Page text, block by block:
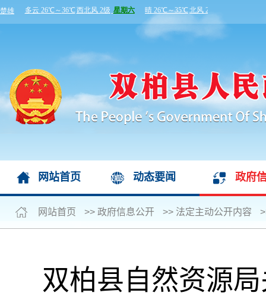
网站首页 动态要闻 政府
网站首页 >> 政府信息公开 >> 法定主动公开内容
双柏县自然资源